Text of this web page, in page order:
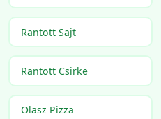
Rantott Sajt
Rantott Csirke
Olasz Pizza